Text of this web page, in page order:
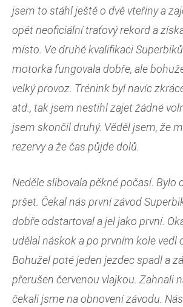
jsem to stáhl ještě o dvě vteřiny a
opět neoficiální traťový rekord a
místo. Ve druhé kvalifikaci
motorka fungovala dobře, ale
velký provoz. Trénink byl navíc
atd., tak jsem nestihl zajet žádné
jsem skončil druhý. Věděl jsem, že
rezervy a že čas půjde dolů.
Neděle slibovala pěkné počasí. Bylo
pršet. Čekal nás první závod
dobře odstartoval a jel jako první.
udělal náskok a po prvním kole vedl
Bohužel poté jeden jezdec spadl a
přerušen červenou vlajkou. Zahnali
čekali jsme na obnovení závodu.